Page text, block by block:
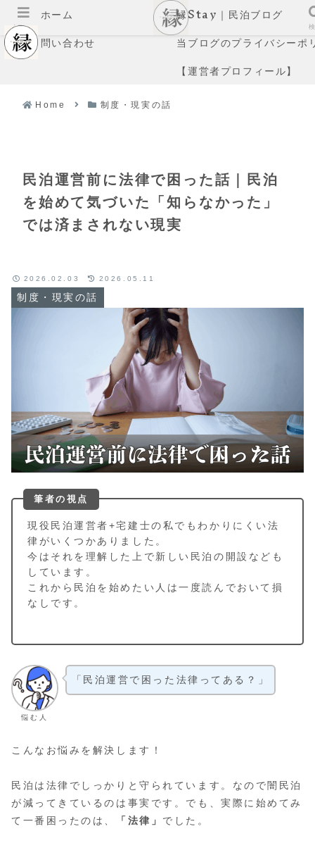
ホーム
縁Stay｜民泊ブログ
問い合わせ
当ブログのプライバシーポ
【運営者プロフィール】
Home 制度・現実の話
民泊運営前に法律で困った話｜民泊
を始めて気づいた「知らなかった」
では済まされない現実
制度・現実の話
2026.02.03 2026.05.11
筆者の視点
現役民泊運営者+宅建士の私でもわかりにくい法
律がいくつかありました。
今はそれを理解した上で新しい民泊の開設なども
しています。
これから民泊を始めたい人は一度読んでおいて損
なしです。
悩む人
「民泊運営で困った法律ってある？」
こんなお悩みを解決します！
民泊は法律でしっかりと守られています。なので闇民泊
が減ってきているのは事実です。でも、実際に始めてみ
て一番困ったのは、
「法律」 でした。
メニュー